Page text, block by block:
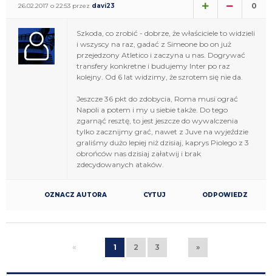
26.02.2017 o 22:53 przez davi23 0
Szkoda, co zrobić - dobrze, że właściciele to widzieli
i wszyscy na raz, gadać z Simeone bo on już
przejedzony Atletico i zaczyna u nas. Dogrywać
transfery konkretne i budujemy Inter po raz
kolejny. Od 6 lat widzimy, że szrotem się nie da.
Jeszcze 36 pkt do zdobycia, Roma musi ograć
Napoli a potem i my u siebie także. Do tego
zgarnąć resztę, to jest jeszcze do wywalczenia
tylko zacznijmy grać, nawet z Juve na wyjeździe
graliśmy dużo lepiej niż dzisiaj, kaprys Piolego z 3
obrońców nas dzisiaj załatwij i brak
zdecydowanych ataków.
OZNACZ AUTORA CYTUJ ODPOWIEDZ
« 1 2 3 »